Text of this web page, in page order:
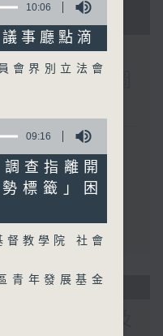
數參差 申
文署三項圖
- 18:00)
申訴專員主動
務
工作時中暑指
母親誤殺及
10:06
事廳點滴
會界別立法會
09:16
查指離開
標籤」困
教學院 社會
青年發展基金